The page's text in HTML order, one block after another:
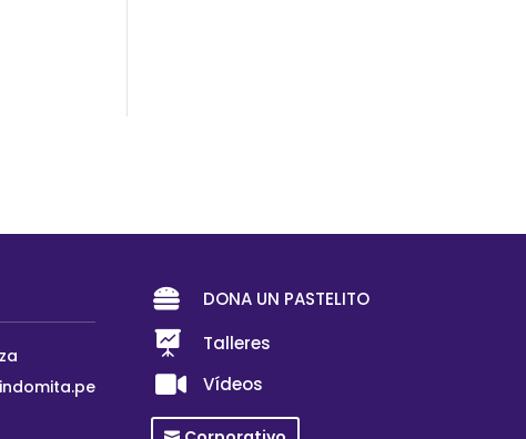
 DONA UN PASTELITO
 Talleres
 Vídeos